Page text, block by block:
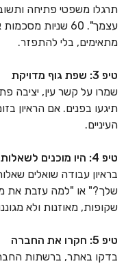
תרגלו משפטי פתיחה
עצמך". 60 שניות
מתאימים, בלי להתפזר.
טיפ 3: שפת גוף מדויקת
שמרו על קשר עין, יציבה
תיגעו בפנים. אם הראיון
העיניים.
טיפ 4: היו מוכנים לשאלות "מכשילות"
בראיון עבודה שואלים
שלך?" או "למה עזבת את
שקופות, מאוזנות ולא
טיפ 5: חקרו את החברה
בדקו באתר, ברשתות